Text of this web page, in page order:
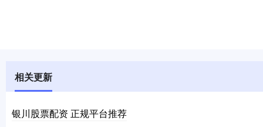
相关更新
银川股票配资 正规平台推荐